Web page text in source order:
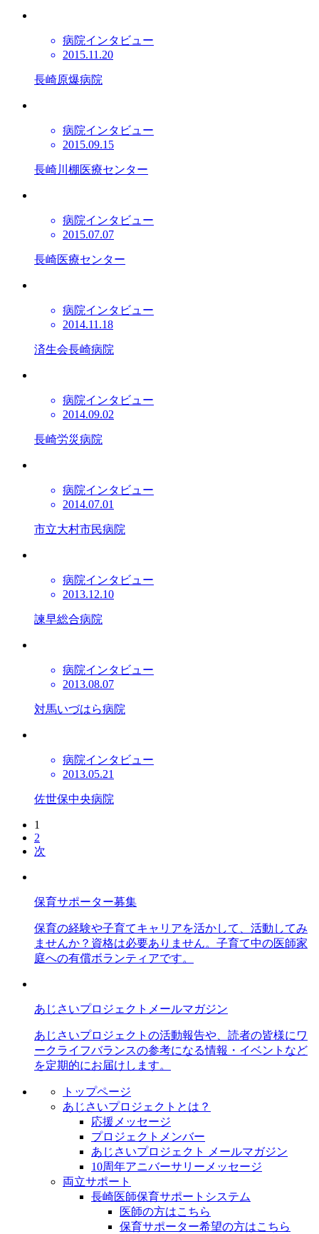
病院インタビュー
2015.11.20
長崎原爆病院
病院インタビュー
2015.09.15
長崎川棚医療センター
病院インタビュー
2015.07.07
長崎医療センター
病院インタビュー
2014.11.18
済生会長崎病院
病院インタビュー
2014.09.02
長崎労災病院
病院インタビュー
2014.07.01
市立大村市民病院
病院インタビュー
2013.12.10
諫早総合病院
病院インタビュー
2013.08.07
対馬いづはら病院
病院インタビュー
2013.05.21
佐世保中央病院
1
2
次
保育サポーター募集
保育の経験や子育てキャリアを活かして、活動してみ
ませんか？資格は必要ありません。子育て中の医師家
庭への有償ボランティアです。
あじさいプロジェクトメールマガジン
あじさいプロジェクトの活動報告や、読者の皆様にワ
ークライフバランスの参考になる情報・イベントなど
を定期的にお届けします。
トップページ
あじさいプロジェクトとは？
応援メッセージ
プロジェクトメンバー
あじさいプロジェクト メールマガジン
10周年アニバーサリーメッセージ
両立サポート
長崎医師保育サポートシステム
医師の方はこちら
保育サポーター希望の方はこちら